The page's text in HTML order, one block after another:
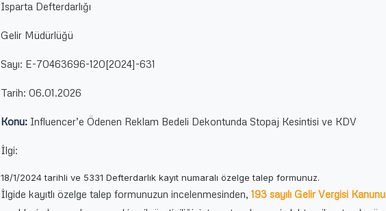
Isparta Defterdarlığı
Gelir Müdürlüğü
Sayı: E-70463696-120[2024]-631
Tarih: 06.01.2026
Konu: Influencer’e Ödenen Reklam Bedeli Dekontunda Stopaj Kesintisi ve KDV
İlgi:
18/1/2024 tarihli ve 5331 Defterdarlık kayıt numaralı özelge talep formunuz.
İlgide kayıtlı özelge talep formunuzun incelenmesinden,193 sayılı Gelir Vergisi